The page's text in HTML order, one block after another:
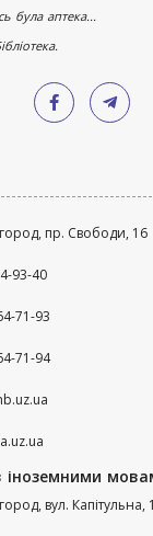
була аптека...
пр. Свободи, 16
93-40
71-93
71-94
іноземними
вул. Капітульна,